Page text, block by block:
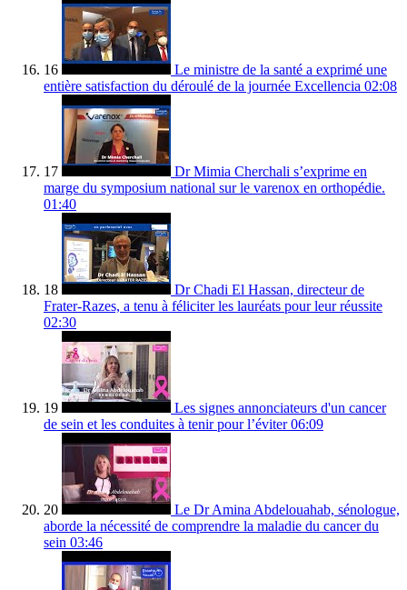
16
Le ministre de la santé a exprimé une
entière satisfaction du déroulé de la journée Excellencia 02:08
17
Dr Mimia Cherchali s’exprime en
marge du symposium national sur le varenox en orthopédie.
01:40
18
Dr Chadi El Hassan, directeur de
Frater-Razes, a tenu à féliciter les lauréats pour leur réussite
02:30
19
Les signes annonciateurs d'un cancer
de sein et les conduites à tenir pour l’éviter 06:09
20
Le Dr Amina Abdelouahab, sénologue,
aborde la nécessité de comprendre la maladie du cancer du
sein 03:46